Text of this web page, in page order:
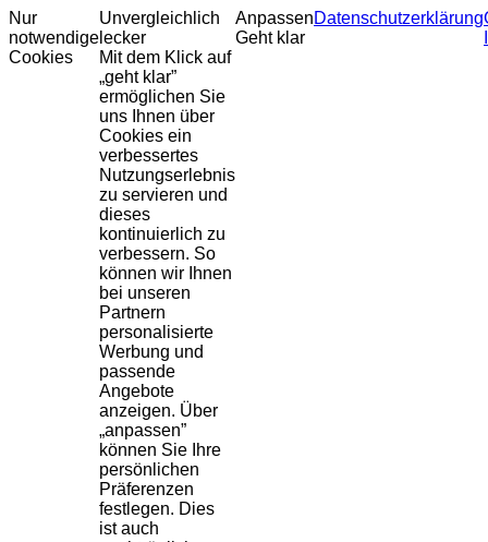
Nur
notwendige
Cookies
Unvergleichlich
lecker
Mit dem Klick auf
„geht klar”
ermöglichen Sie
uns Ihnen über
Cookies ein
verbessertes
Nutzungserlebnis
zu servieren und
dieses
kontinuierlich zu
verbessern. So
können wir Ihnen
bei unseren
Partnern
personalisierte
Werbung und
passende
Angebote
anzeigen. Über
„anpassen”
können Sie Ihre
persönlichen
Präferenzen
festlegen. Dies
ist auch
Anpassen
Geht klar
Datenschutzerklärung